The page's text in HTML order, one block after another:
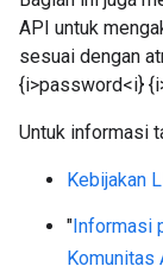
API untuk
sesuai dengan
{i>password<i}
Untuk informasi
Kebijakan
"Informasi
Komunitas